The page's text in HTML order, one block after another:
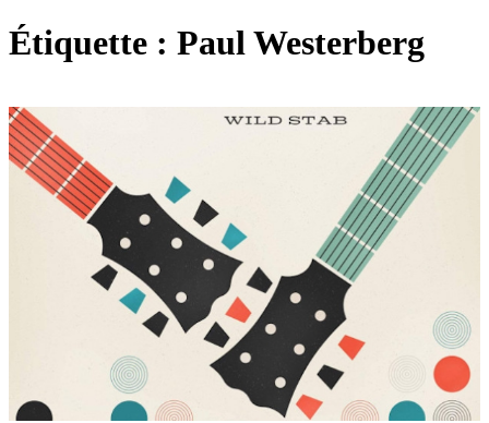
Étiquette : Paul Westerberg